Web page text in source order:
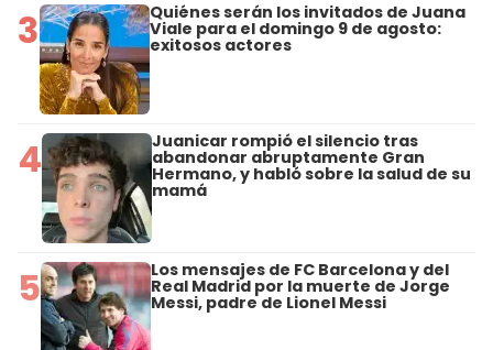
3 Quiénes serán los invitados de Juana
Viale para el domingo 9 de agosto:
exitosos actores
4 Juanicar rompió el silencio tras
abandonar abruptamente Gran
Hermano, y habló sobre la salud de su
mamá
5 Los mensajes de FC Barcelona y del
Real Madrid por la muerte de Jorge
Messi, padre de Lionel Messi